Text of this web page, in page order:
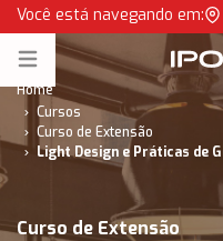
Você está navegando em:
Open menu IPOG
Home
Cursos
Curso de Extensão
Light Design e Práticas de
Curso de Extensão
Light Design e Práticas de